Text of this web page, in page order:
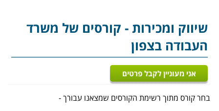
שיווק ומכירות- קורסים של משרד
העבודה בצפון
אני מעוניין לקבל פרטים
בחר קורס מתוך רשימת הקורסים שמצאנו עבורך -